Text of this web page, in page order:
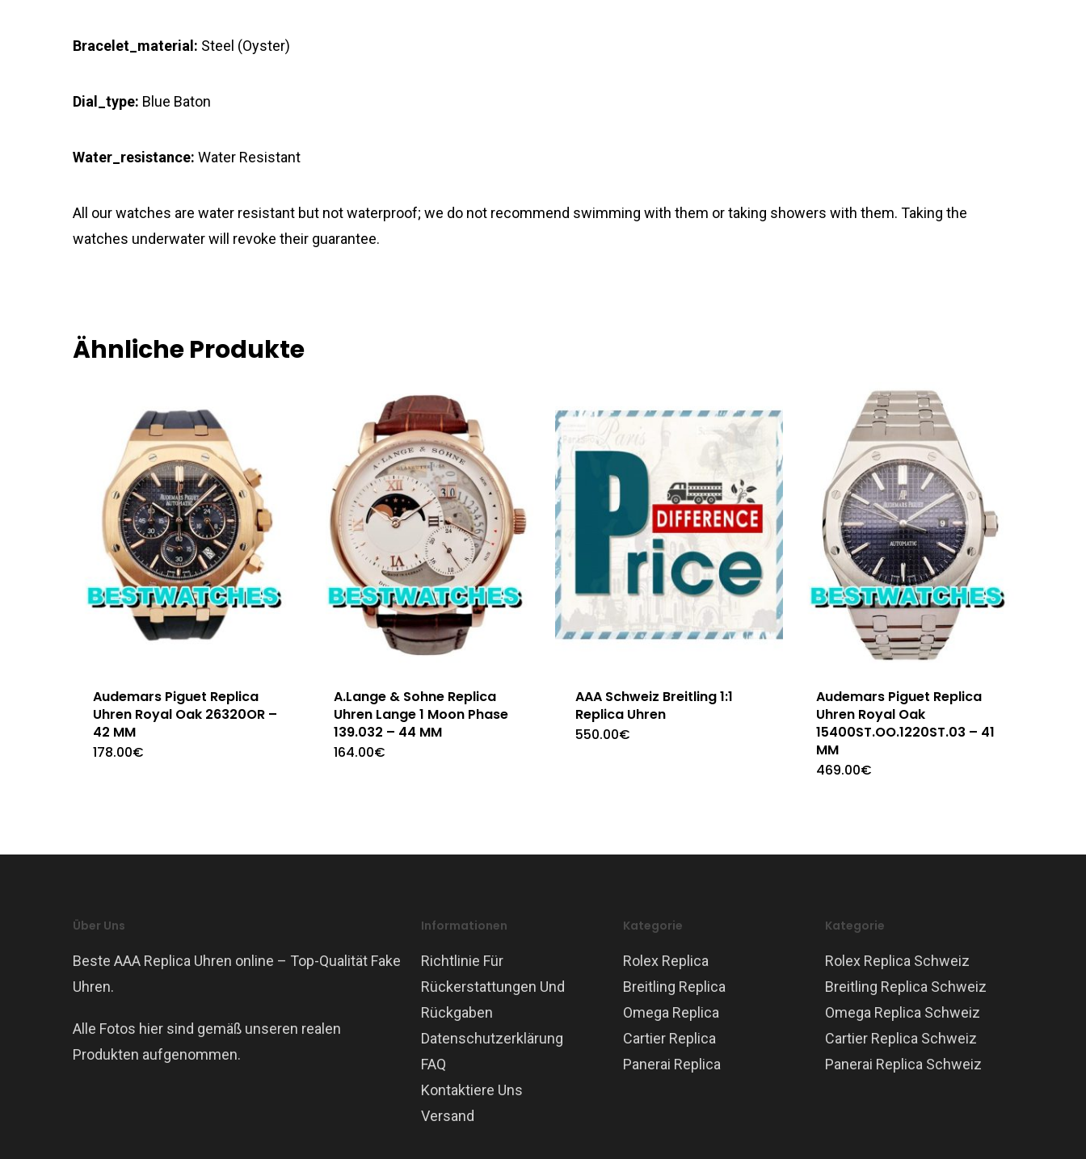
Bracelet_material: Steel (Oyster)
Dial_type: Blue Baton
Water_resistance: Water Resistant
All our watches are water resistant but not waterproof; we do not recommend swimming with them or taking showers with them. Taking the
watches underwater will revoke their guarantee.
Ähnliche Produkte
Audemars Piguet Replica
Uhren Royal Oak 26320OR –
42 MM
178.00€
A.Lange & Sohne Replica
Uhren Lange 1 Moon Phase
139.032 – 44 MM
164.00€
AAA Schweiz Breitling 1:1
Replica Uhren
550.00€
Audemars Piguet Replica
Uhren Royal Oak
15400ST.OO.1220ST.03 – 41
MM
469.00€
Über Uns
Beste AAA Replica Uhren online – Top-Qualität Fake
Uhren.
Alle Fotos hier sind gemäß unseren realen
Produkten aufgenommen.
Informationen
Richtlinie Für
Rückerstattungen Und
Rückgaben
Datenschutzerklärung
FAQ
Kontaktiere Uns
Versand
Kategorie
Rolex Replica
Breitling Replica
Omega Replica
Cartier Replica
Panerai Replica
Kategorie
Rolex Replica Schweiz
Breitling Replica Schweiz
Omega Replica Schweiz
Cartier Replica Schweiz
Panerai Replica Schweiz